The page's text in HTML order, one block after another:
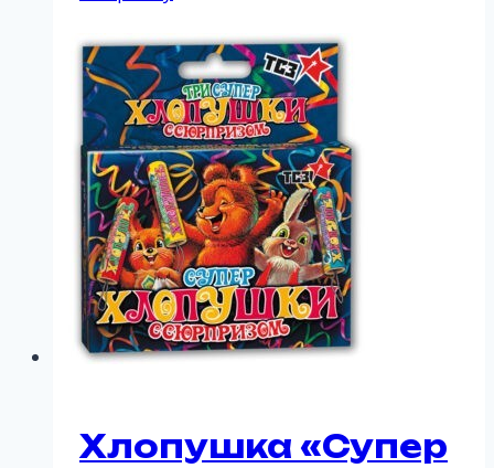
Хлопушка «Супер